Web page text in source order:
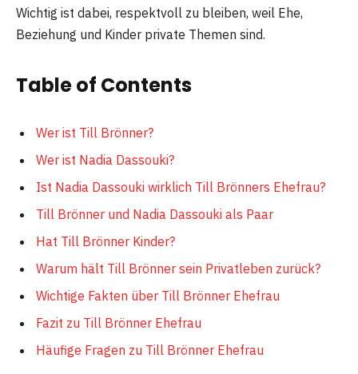
Wichtig ist dabei, respektvoll zu bleiben, weil Ehe,
Beziehung und Kinder private Themen sind.
Table of Contents
Wer ist Till Brönner?
Wer ist Nadia Dassouki?
Ist Nadia Dassouki wirklich Till Brönners Ehefrau?
Till Brönner und Nadia Dassouki als Paar
Hat Till Brönner Kinder?
Warum hält Till Brönner sein Privatleben zurück?
Wichtige Fakten über Till Brönner Ehefrau
Fazit zu Till Brönner Ehefrau
Häufige Fragen zu Till Brönner Ehefrau